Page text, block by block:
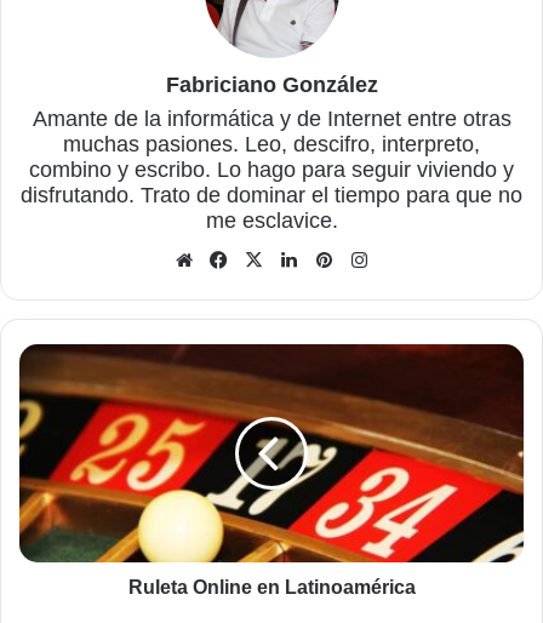
Fabriciano González
Amante de la informática y de Internet entre otras
muchas pasiones. Leo, descifro, interpreto,
combino y escribo. Lo hago para seguir viviendo y
disfrutando. Trato de dominar el tiempo para que no
me esclavice.
Sitio
Facebook
X LinkedInPinterest
Ruleta
Online
en
Latinoamérica
Ruleta Online en Latinoamérica